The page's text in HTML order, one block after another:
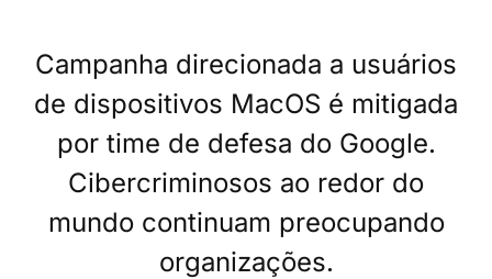
Campanha direcionada a usuários
de dispositivos MacOS é mitigada
por time de defesa do Google.
Cibercriminosos ao redor do
mundo continuam preocupando
organizações.